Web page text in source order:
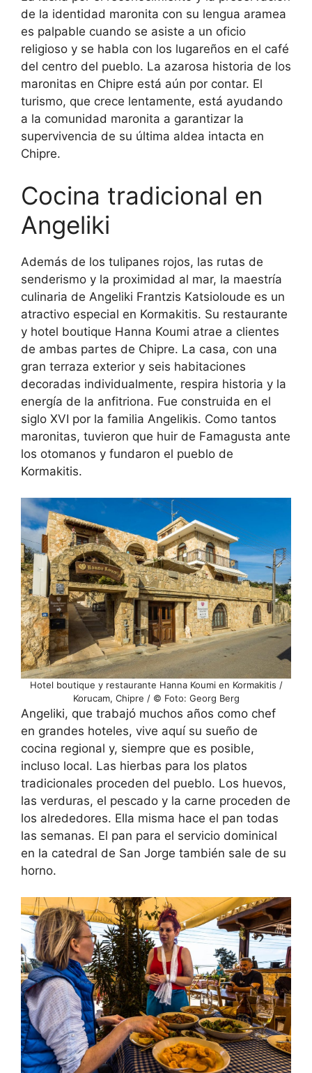
de la identidad maronita con su lengua aramea
es palpable cuando se asiste a un oficio
religioso y se habla con los lugareños en el café
del centro del pueblo. La azarosa historia de los
maronitas en Chipre está aún por contar. El
turismo, que crece lentamente, está ayudando
a la comunidad maronita a garantizar la
supervivencia de su última aldea intacta en
Chipre.
Cocina tradicional en
Angeliki
Además de los tulipanes rojos, las rutas de
senderismo y la proximidad al mar, la maestría
culinaria de Angeliki Frantzis Katsioloude es un
atractivo especial en Kormakitis. Su restaurante
y hotel boutique Hanna Koumi atrae a clientes
de ambas partes de Chipre. La casa, con una
gran terraza exterior y seis habitaciones
decoradas individualmente, respira historia y la
energía de la anfitriona. Fue construida en el
siglo XVI por la familia Angelikis. Como tantos
maronitas, tuvieron que huir de Famagusta ante
los otomanos y fundaron el pueblo de
Kormakitis.
Hotel boutique y restaurante Hanna Koumi en Kormakitis /
Korucam, Chipre / © Foto: Georg Berg
Angeliki, que trabajó muchos años como chef
en grandes hoteles, vive aquí su sueño de
cocina regional y, siempre que es posible,
incluso local. Las hierbas para los platos
tradicionales proceden del pueblo. Los huevos,
las verduras, el pescado y la carne proceden de
los alrededores. Ella misma hace el pan todas
las semanas. El pan para el servicio dominical
en la catedral de San Jorge también sale de su
horno.